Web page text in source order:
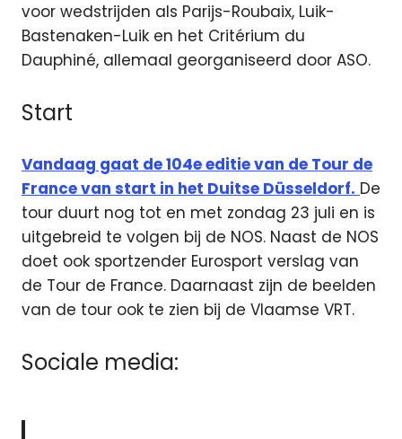
voor wedstrijden als Parijs-Roubaix, Luik-
Bastenaken-Luik en het Critérium du
Dauphiné, allemaal georganiseerd door ASO.
Start
Vandaag gaat de 104e editie van de Tour de
France van start in het Duitse Düsseldorf. De
tour duurt nog tot en met zondag 23 juli en is
uitgebreid te volgen bij de NOS. Naast de NOS
doet ook sportzender Eurosport verslag van
de Tour de France. Daarnaast zijn de beelden
van de tour ook te zien bij de Vlaamse VRT.
Sociale media: